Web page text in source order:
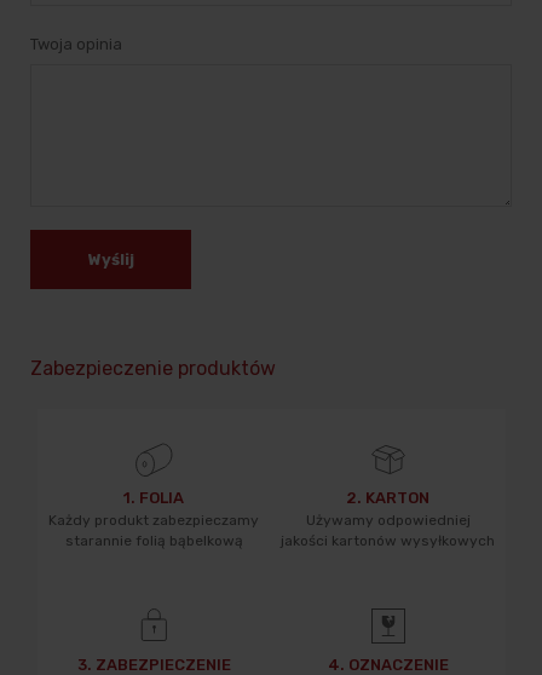
Twoja opinia
Wyślij
Zabezpieczenie produktów
1. FOLIA
Każdy produkt zabezpieczamy
starannie folią bąbelkową
2. KARTON
Używamy odpowiedniej
jakości kartonów wysyłkowych
3. ZABEZPIECZENIE 4. OZNACZENIE